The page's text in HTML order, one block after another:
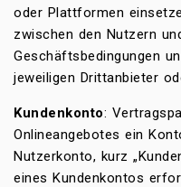
oder Plattformen
zwischen den Nutzern
Geschäftsbedingungen
jeweiligen Drittanbieter
Kundenkonto:
Onlineangebotes ein
Nutzerkonto, kurz
eines Kundenkontos